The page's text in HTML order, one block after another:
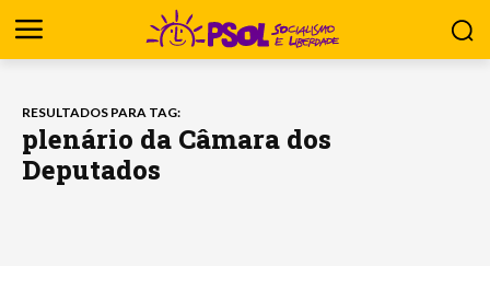
RESULTADOS PARA TAG:
plenário da Câmara dos
Deputados